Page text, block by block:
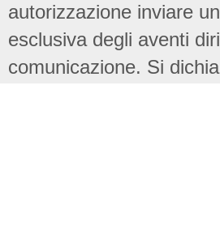
autorizzazione inviare
esclusiva degli aventi
comunicazione. Si